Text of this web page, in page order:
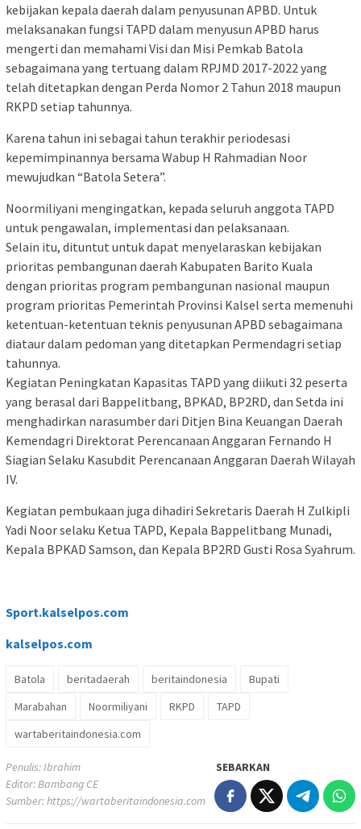
kebijakan kepala daerah dalam penyusunan APBD. Untuk
melaksanakan fungsi TAPD dalam menyusun APBD harus
mengerti dan memahami Visi dan Misi Pemkab Batola
sebagaimana yang tertuang dalam RPJMD 2017-2022 yang
telah ditetapkan dengan Perda Nomor 2 Tahun 2018 maupun
RKPD setiap tahunnya.
Karena tahun ini sebagai tahun terakhir periodesasi
kepemimpinannya bersama Wabup H Rahmadian Noor
mewujudkan “Batola Setera”.
Noormiliyani mengingatkan, kepada seluruh anggota TAPD
untuk pengawalan, implementasi dan pelaksanaan.
Selain itu, dituntut untuk dapat menyelaraskan kebijakan
prioritas pembangunan daerah Kabupaten Barito Kuala
dengan prioritas program pembangunan nasional maupun
program prioritas Pemerintah Provinsi Kalsel serta memenuhi
ketentuan-ketentuan teknis penyusunan APBD sebagaimana
diataur dalam pedoman yang ditetapkan Permendagri setiap
tahunnya.
Kegiatan Peningkatan Kapasitas TAPD yang diikuti 32 peserta
yang berasal dari Bappelitbang, BPKAD, BP2RD, dan Setda ini
menghadirkan narasumber dari Ditjen Bina Keuangan Daerah
Kemendagri Direktorat Perencanaan Anggaran Fernando H
Siagian Selaku Kasubdit Perencanaan Anggaran Daerah Wilayah
IV.
Kegiatan pembukaan juga dihadiri Sekretaris Daerah H Zulkipli
Yadi Noor selaku Ketua TAPD, Kepala Bappelitbang Munadi,
Kepala BPKAD Samson, dan Kepala BP2RD Gusti Rosa Syahrum.
Sport.kalselpos.com
kalselpos.com
Batola beritadaerah beritaindonesia
Bupati
Marabahan
Noormiliyani RKPD
TAPD
wartaberitaindonesia.com
Penulis: Ibrahim
Editor: Bambang CE
Sumber:https://wartaberitaindonesia.com
SEBARKAN